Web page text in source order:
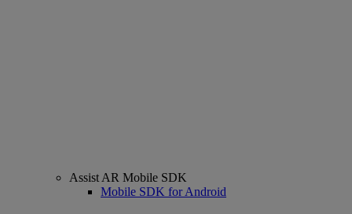
Assist AR Mobile SDK
Mobile SDK for Android